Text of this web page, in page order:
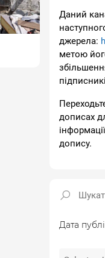
Даний
джерела:
метою
дописах
допису.
Дата